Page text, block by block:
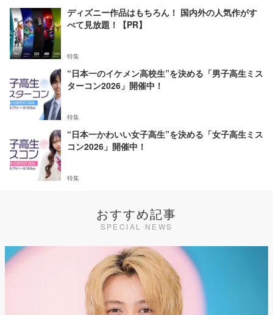
ディズニー作品はもちろん！ 国内外の人気作がす
べて見放題！【PR】
特集
“日本一のイケメン高校生”を決める「男子高生ミス
ターコン2026」開催中！
特集
“日本一かわいい女子高生”を決める「女子高生ミス
コン2026」開催中！
特集
おすすめ記事
SPECIAL NEWS